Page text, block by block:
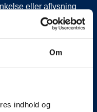
Om
indhold og
eller aflysning
evt. flytte kunder til
skal have flyttet
til os, da vi ikke
her.